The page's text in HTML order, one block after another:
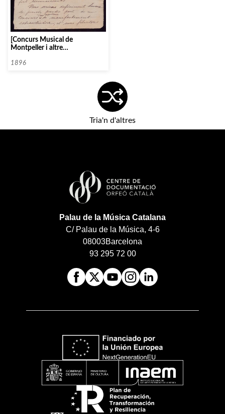
[Concurs Musical de
Montpeller i altre
1896
Tria'n d'altres
Palau de la Música Catalana
C/ Palau de la Música, 4-6
08003Barcelona
93 295 72 00